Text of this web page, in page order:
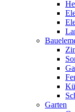
Garten